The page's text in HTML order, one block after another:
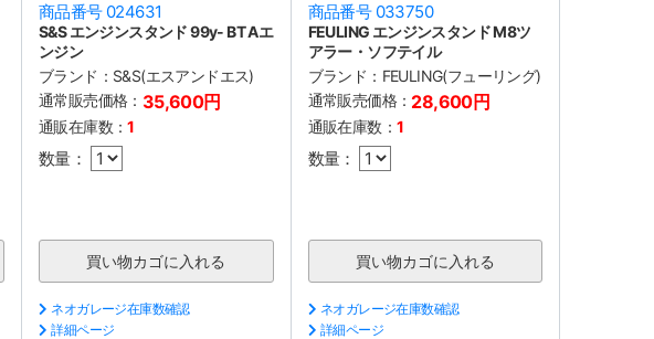
商品番号 024631
S&S エンジンスタンド 99y- BT Aエ
ンジン
ブランド： S&S(エスアンドエス)
通常販売価格： 35,600円
通販在庫数：1
数量：
ネオガレージ在庫数確認
詳細ページ
商品番号 033750
FEULING エンジンスタンド M8ツ
アラー・ソフテイル
ブランド： FEULING(フューリング)
通常販売価格： 28,600円
通販在庫数： 1
数量：
ネオガレージ在庫数確認
詳細ページ